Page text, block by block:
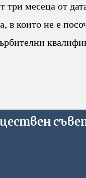
три месеца от
в които не е